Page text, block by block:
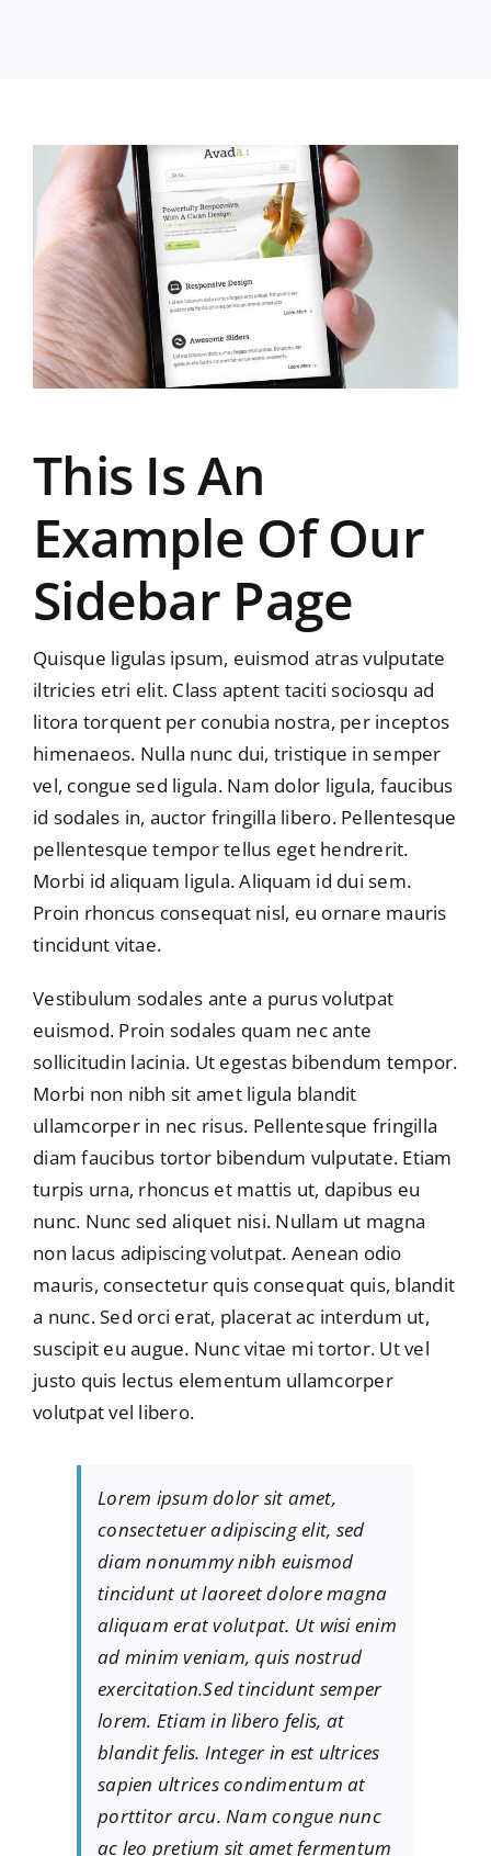
This Is An
Example Of Our
Sidebar Page
Quisque ligulas ipsum, euismod atras vulputate
iltricies etri elit. Class aptent taciti sociosqu ad
litora torquent per conubia nostra, per inceptos
himenaeos. Nulla nunc dui, tristique in semper
vel, congue sed ligula. Nam dolor ligula, faucibus
id sodales in, auctor fringilla libero. Pellentesque
pellentesque tempor tellus eget hendrerit.
Morbi id aliquam ligula. Aliquam id dui sem.
Proin rhoncus consequat nisl, eu ornare mauris
tincidunt vitae.
Vestibulum sodales ante a purus volutpat
euismod. Proin sodales quam nec ante
sollicitudin lacinia. Ut egestas bibendum tempor.
Morbi non nibh sit amet ligula blandit
ullamcorper in nec risus. Pellentesque fringilla
diam faucibus tortor bibendum vulputate. Etiam
turpis urna, rhoncus et mattis ut, dapibus eu
nunc. Nunc sed aliquet nisi. Nullam ut magna
non lacus adipiscing volutpat. Aenean odio
mauris, consectetur quis consequat quis, blandit
a nunc. Sed orci erat, placerat ac interdum ut,
suscipit eu augue. Nunc vitae mi tortor. Ut vel
justo quis lectus elementum ullamcorper
volutpat vel libero.
Lorem ipsum dolor sit amet,
consectetuer adipiscing elit, sed
diam nonummy nibh euismod
tincidunt ut laoreet dolore magna
aliquam erat volutpat. Ut wisi enim
ad minim veniam, quis nostrud
exercitation.Sed tincidunt semper
lorem. Etiam in libero felis, at
blandit felis. Integer in est ultrices
sapien ultrices condimentum at
porttitor arcu. Nam congue nunc
ac leo pretium sit amet fermentum